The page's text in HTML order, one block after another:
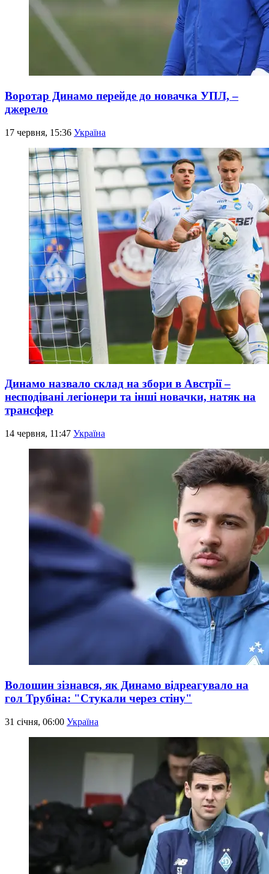
Воротар Динамо перейде до новачка УПЛ, –
джерело
17 червня, 15:36 Україна
Динамо назвало склад на збори в Австрії –
несподівані легіонери та інші новачки, натяк на
трансфер
14 червня, 11:47 Україна
Волошин зізнався, як Динамо відреагувало на
гол Трубіна: "Стукали через стіну"
31 січня, 06:00 Україна